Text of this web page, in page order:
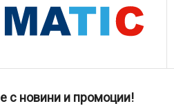
с новини и промоции!